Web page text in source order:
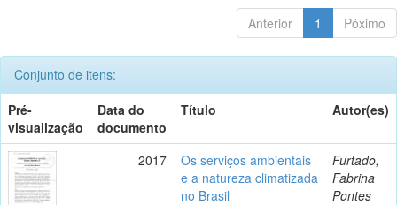
Anterior 1 Póximo
Conjunto de itens:
Pré-
visualização
Data do
documento
Título Autor(es)
2017
Os serviços ambientais
e a natureza climatizada
no Brasil
Furtado,
Fabrina
Pontes